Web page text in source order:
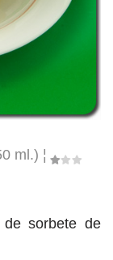
ml.) ¦
sorbete de